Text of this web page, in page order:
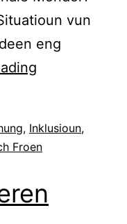
vun
eng
, Inklusioun,
Froen